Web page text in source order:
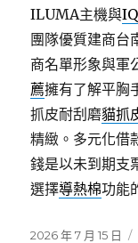
ILUMA主機與
團隊優質建商台
商名單形象與軍
薦擁有了解平胸
抓皮耐刮磨貓抓
精緻。多元化借
錢是以未到期支
選擇導熱棉功能
發
2026 年 7 月 15 日